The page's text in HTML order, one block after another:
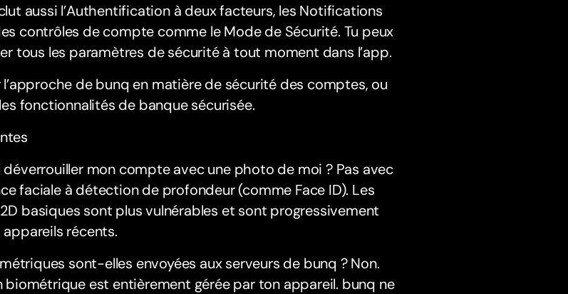
aussi l’Authentification à deux facteurs, les Notifications
contrôles de compte comme le Mode de Sécurité. Tu peux
tous les paramètres de sécurité à tout moment dans l’app.
l’approche de bunq en matière de sécurité des comptes, ou
fonctionnalités de banque sécurisée.
déverrouiller mon compte avec une photo de moi ? Pas avec
faciale à détection de profondeur (comme Face ID). Les
basiques sont plus vulnérables et sont progressivement
récents.
sont-elles envoyées aux serveurs de bunq ? Non.
biométrique est entièrement gérée par ton appareil. bunq ne